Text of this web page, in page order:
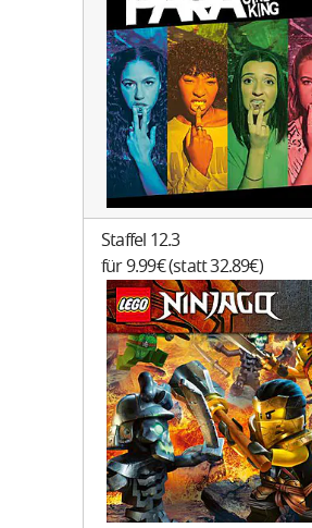
Staffel 12.3
für 9.99€ (statt 32.89€)